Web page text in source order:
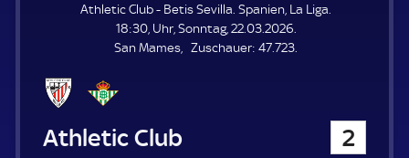
L
E
N
Athletic Club - Betis Sevilla. Spanien, La Liga.
18:30, Uhr, Sonntag, 22.03.2026.
San Mames
Zuschauer: Z
47.723.
Athletic Club 2